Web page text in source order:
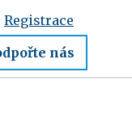
nás
Registrace